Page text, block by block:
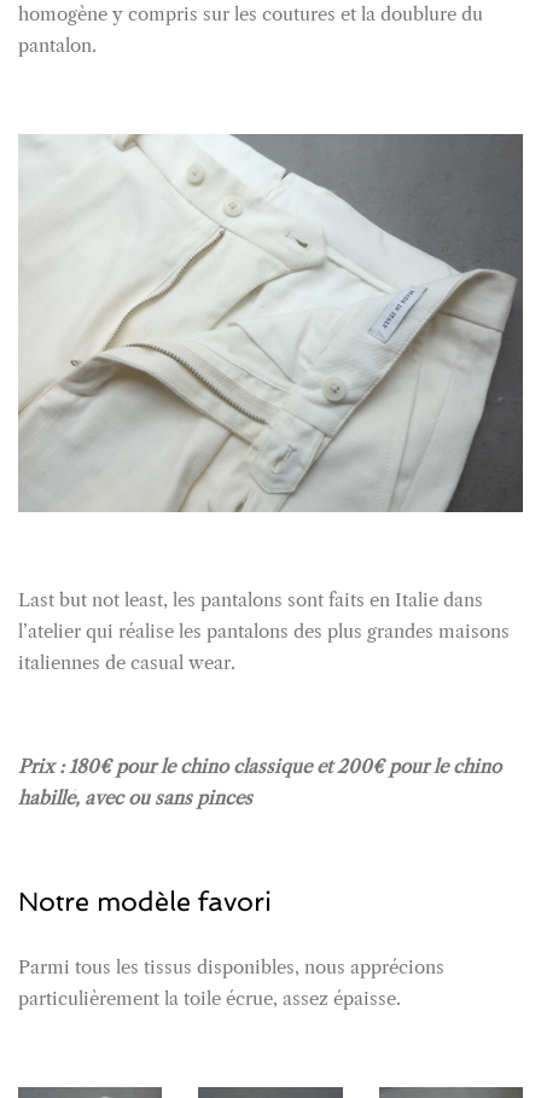
homogène y compris sur les coutures et la doublure du
pantalon.
Last but not least, les pantalons sont faits en Italie dans
l’atelier qui réalise les pantalons des plus grandes maisons
italiennes de casual wear.
Prix : 180€ pour le chino classique et 200€ pour le chino
habillé, avec ou sans pinces
Notre modèle favori
Parmi tous les tissus disponibles, nous apprécions
particulièrement la toile écrue, assez épaisse.